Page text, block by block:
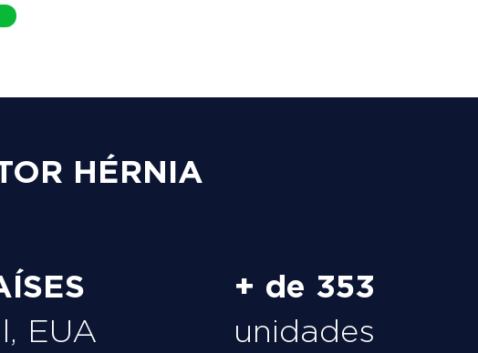
HÉRNIA
EUA
+ de 353
unidades